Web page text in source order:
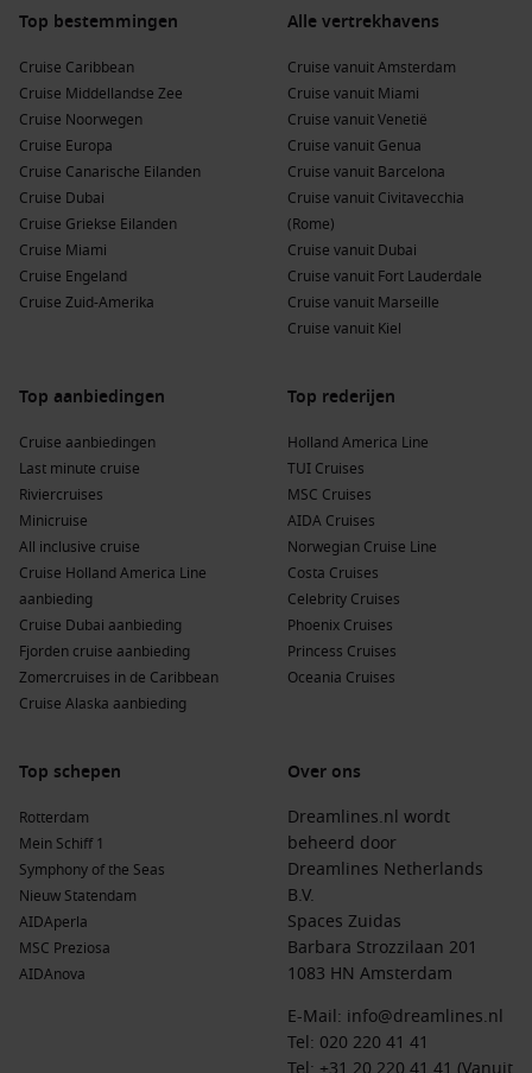
Bij aankomst in Bar zijn er tal van activiteiten en
Bezoek het Oude Stadsdeel:
Verken de smalle straatjes en
historische gebouwen van het oude Bar, inclusief de ruïnes
van het kasteel en de oude stadsmuren. Dit gedeelte van
de stad is vol traditionele architectuur en biedt een kijkje
in het verleden.
Ontdek het Nationale Park Skadarmeer:Geniet van een
boottocht over het Skadarmeer, waar je prachtige
uitzichten en een overvloed aan wilde dieren kunt zien. Dit
park is beroemd om zijn vogelpopulaties en panoramische
keuken in een van de vele restaurants aan de kust. Probeer
de verse visgerechten, gegrilde specialiteiten of de lokale
olijfolie, die wereldwijd beroemd is.
Maak een wandeling langs de promenade:
ontspannen wandeling langs de levendige promenade van
Bar, waar je kunt genieten van het uitzicht op de zee en de
nabijgelegen bergen.
Bezoek de oude olijfboom van Stara Maslina:
indrukwekkende olijfboom is een van de oudste ter wereld
en is een must-see voor bezoekers die meer willen leren
over de lokale cultuur en tradities.
Wanneer je Bar bezoekt, zijn hier enkele andere havens die
vaak op je cruise-route staan:
Dubrovnik, Kroatië
Beroemd om zijn oude stad, wordt
Dubrovnik vaak de ‘Parel van de Adriatische Zee’ genoemd.
Bewonder de stadsmuren en verken het spectaculaire
historische centrum dat op de UNESCO-Werelderfgoedlijst
staat.
Deze bruisende stad biedt zowel
prachtige stranden als de iconische Tafelberg. Bezoek de
V&A Waterfront voor winkelen en dineren met uitzicht op
Top bestemmingen
Cruise Caribbean
Cruise Middellandse Zee
Cruise Noorwegen
Cruise Europa
Cruise Canarische Eilanden
Cruise Dubai
Cruise Griekse Eilanden
Cruise Miami
Cruise Engeland
Cruise Zuid-Amerika
Alle vertrekhavens
Cruise vanuit Amsterdam
Cruise vanuit Miami
Cruise vanuit Venetië
Cruise vanuit Genua
Cruise vanuit Barcelona
Cruise vanuit Civitavecchia
(Rome)
Cruise vanuit Dubai
Cruise vanuit Fort Lauderdale
Cruise vanuit Marseille
Cruise vanuit Kiel
Top aanbiedingen
Cruise aanbiedingen
Last minute cruise
Riviercruises
Minicruise
All inclusive cruise
Cruise Holland America Line
aanbieding
Cruise Dubai aanbieding
Fjorden cruise aanbieding
Zomercruises in de Caribbean
Cruise Alaska aanbieding
Top rederijen
Holland America Line
TUI Cruises
MSC Cruises
AIDA Cruises
Norwegian Cruise Line
Costa Cruises
Celebrity Cruises
Phoenix Cruises
Princess Cruises
Oceania Cruises
Top schepen
Rotterdam
Mein Schiff 1
Symphony of the Seas
Nieuw Statendam
AIDAperla
MSC Preziosa
AIDAnova
Over ons
Dreamlines.nl wordt
beheerd door
Dreamlines Netherlands
B.V.
Spaces Zuidas
Barbara Strozzilaan 201
1083 HN Amsterdam
E-Mail: info@dreamlines.nl
Tel: 020 220 41 41